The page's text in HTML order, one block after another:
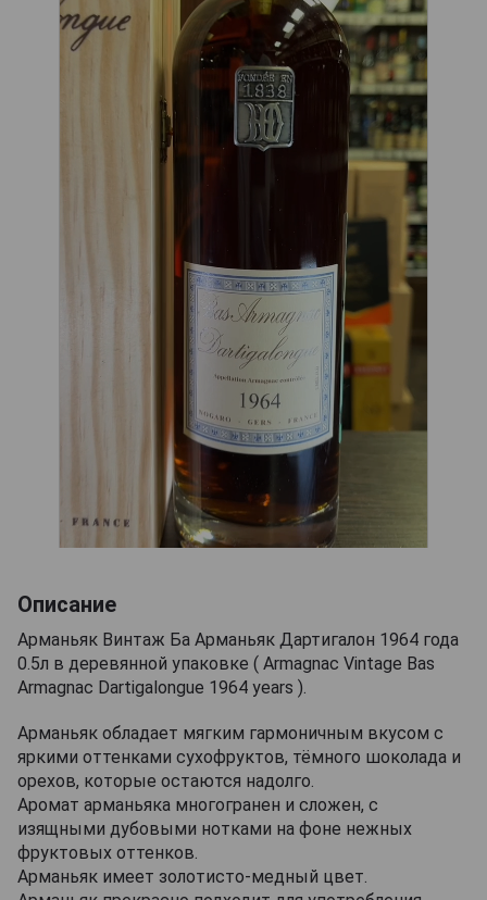
Описание
Арманьяк Винтаж Ба Арманьяк Дартигалон 1964 года
0.5л в деревянной упаковке ( Armagnac Vintage Bas
Armagnac Dartigalongue 1964 years ).
Арманьяк обладает мягким гармоничным вкусом с
яркими оттенками сухофруктов, тёмного шоколада и
орехов, которые остаются надолго.
Аромат арманьяка многогранен и сложен, с
изящными дубовыми нотками на фоне нежных
фруктовых оттенков.
Арманьяк имеет золотисто-медный цвет.